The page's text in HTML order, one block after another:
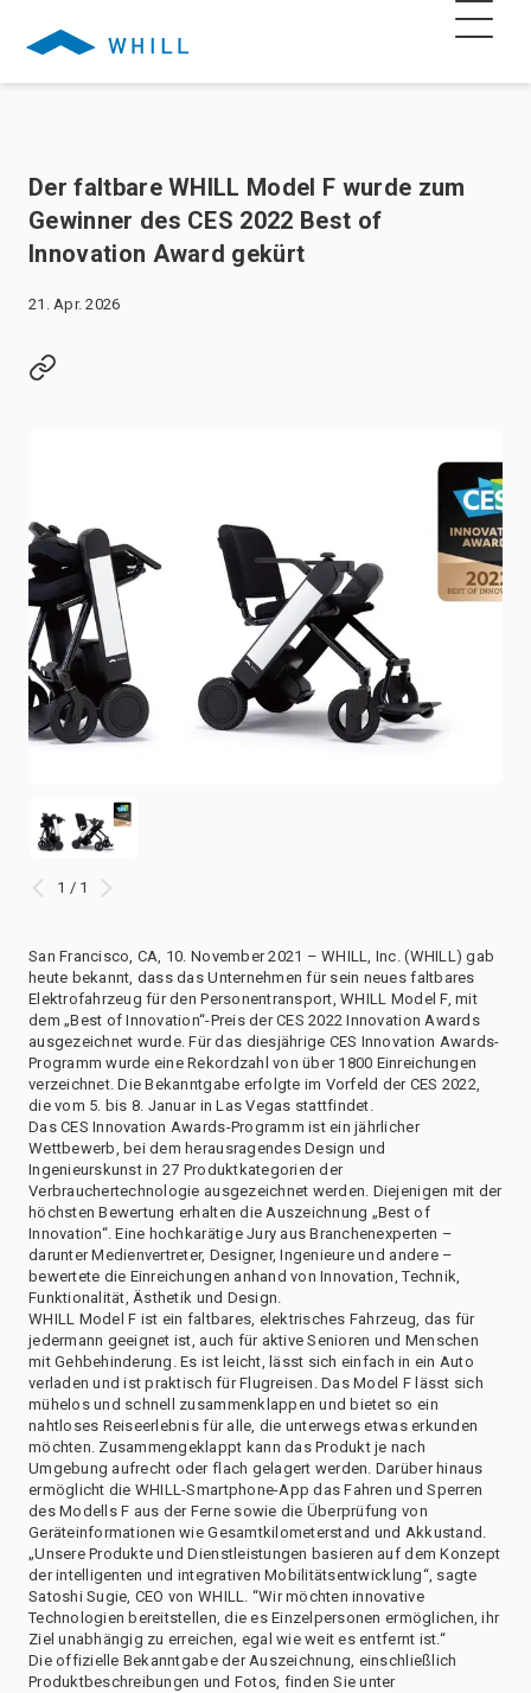
Der faltbare WHILL Model F wurde zum
Gewinner des CES 2022 Best of
Innovation Award gekürt
21. Apr. 2026
1 / 1
San Francisco, CA, 10. November 2021 – WHILL, Inc. (WHILL) gab
heute bekannt, dass das Unternehmen für sein neues faltbares
Elektrofahrzeug für den Personentransport, WHILL Model F, mit
dem „Best of Innovation“-Preis der CES 2022 Innovation Awards
ausgezeichnet wurde. Für das diesjährige CES Innovation Awards-
Programm wurde eine Rekordzahl von über 1800 Einreichungen
verzeichnet. Die Bekanntgabe erfolgte im Vorfeld der CES 2022,
die vom 5. bis 8. Januar in Las Vegas stattfindet.
Das CES Innovation Awards-Programm ist ein jährlicher
Wettbewerb, bei dem herausragendes Design und
Ingenieurskunst in 27 Produktkategorien der
Verbrauchertechnologie ausgezeichnet werden. Diejenigen mit der
höchsten Bewertung erhalten die Auszeichnung „Best of
Innovation“. Eine hochkarätige Jury aus Branchenexperten –
darunter Medienvertreter, Designer, Ingenieure und andere –
bewertete die Einreichungen anhand von Innovation, Technik,
Funktionalität, Ästhetik und Design.
WHILL Model F ist ein faltbares, elektrisches Fahrzeug, das für
jedermann geeignet ist, auch für aktive Senioren und Menschen
mit Gehbehinderung. Es ist leicht, lässt sich einfach in ein Auto
verladen und ist praktisch für Flugreisen. Das Model F lässt sich
mühelos und schnell zusammenklappen und bietet so ein
nahtloses Reiseerlebnis für alle, die unterwegs etwas erkunden
möchten. Zusammengeklappt kann das Produkt je nach
Umgebung aufrecht oder flach gelagert werden. Darüber hinaus
ermöglicht die WHILL-Smartphone-App das Fahren und Sperren
des Modells F aus der Ferne sowie die Überprüfung von
Geräteinformationen wie Gesamtkilometerstand und Akkustand.
„Unsere Produkte und Dienstleistungen basieren auf dem Konzept
der intelligenten und integrativen Mobilitätsentwicklung“, sagte
Satoshi Sugie, CEO von WHILL. “Wir möchten innovative
Technologien bereitstellen, die es Einzelpersonen ermöglichen, ihr
Ziel unabhängig zu erreichen, egal wie weit es entfernt ist.“
Die offizielle Bekanntgabe der Auszeichnung, einschließlich
Produktbeschreibungen und Fotos, finden Sie unter